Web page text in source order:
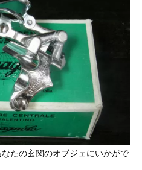
たの玄関のオブジェにいかがで